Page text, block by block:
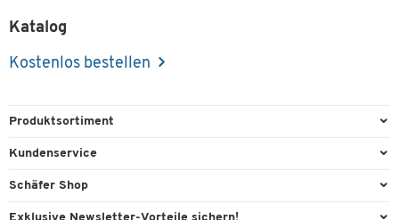
Katalog
Kostenlos bestellen
Produktsortiment
Büroausstattung
Kundenservice
Direktbestellung
Schäfer Shop
Services & Leistungen